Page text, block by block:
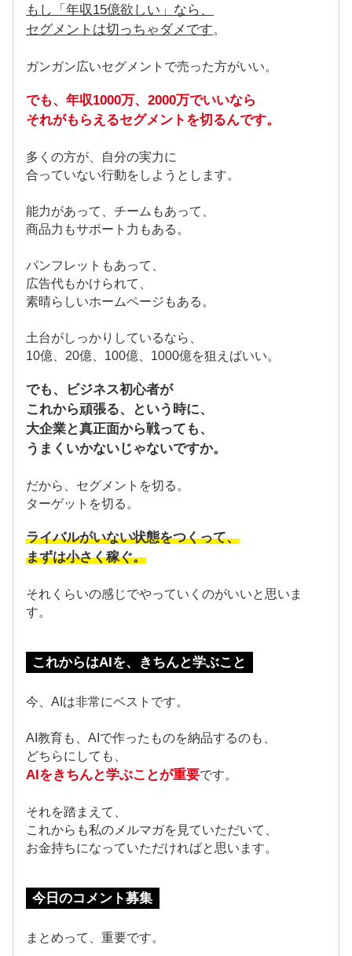
もし「年収15億欲しい」なら、
セグメントは切っちゃダメです。
ガンガン広いセグメントで売った方がいい。
でも、年収1000万、2000万でいいなら
それがもらえるセグメントを切るんです。
多くの方が、自分の実力に
合っていない行動をしようとします。
能力があって、チームもあって、
商品力もサポート力もある。
パンフレットもあって、
広告代もかけられて、
素晴らしいホームページもある。
土台がしっかりしているなら、
10億、20億、100億、1000億を狙えばいい。
でも、ビジネス初心者が
これから頑張る、という時に、
大企業と真正面から戦っても、
うまくいかないじゃないですか。
だから、セグメントを切る。
ターゲットを切る。
ライバルがいない状態をつくって、
まずは小さく稼ぐ。
それくらいの感じでやっていくのがいいと思いま
す。
これからはAIを、きちんと学ぶこと
今、AIは非常にベストです。
AI教育も、AIで作ったものを納品するのも、
どちらにしても、
AIをきちんと学ぶことが重要です。
それを踏まえて、
これからも私のメルマガを見ていただいて、
お金持ちになっていただければと思います。
今日のコメント募集
まとめって、重要です。